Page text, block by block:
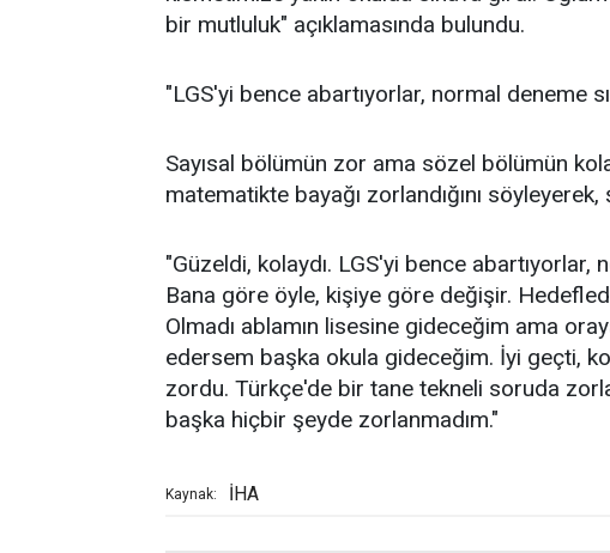
bir mutluluk" açıklamasında bulundu.
"LGS'yi bence abartıyorlar, normal deneme
Sayısal bölümün zor ama sözel bölümün
matematikte bayağı zorlandığını
"Güzeldi, kolaydı. LGS'yi bence abartıyorlar,
Bana göre öyle, kişiye göre değişir.
Olmadı ablamın lisesine gideceğim ama
edersem başka okula gideceğim. İyi geçti,
zordu. Türkçe'de bir tane tekneli soruda
başka hiçbir şeyde zorlanmadım."
Kaynak: İHA